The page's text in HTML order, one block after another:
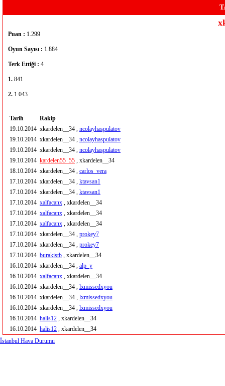
Puan : 1.299
Oyun Sayısı : 1.884
Terk Ettiği : 4
1. 841
2. 1.043
Tarih
Rakip
19.10.2014 xkardelen__34 , ncolayhaspulatov
19.10.2014 xkardelen__34 , ncolayhaspulatov
19.10.2014 xkardelen__34 , ncolayhaspulatov
19.10.2014 kardelen55_55 , xkardelen__34
18.10.2014 xkardelen__34 , carlos_vera
17.10.2014 xkardelen__34 , ktavsan1
17.10.2014 xkardelen__34 , ktavsan1
17.10.2014 xalfacanx , xkardelen__34
17.10.2014 xalfacanx , xkardelen__34
17.10.2014 xalfacanx , xkardelen__34
17.10.2014 xkardelen__34 , prokey7
17.10.2014 xkardelen__34 , prokey7
17.10.2014 burakistb , xkardelen__34
16.10.2014 xkardelen__34 , alp_y
16.10.2014 xalfacanx , xkardelen__34
16.10.2014 xkardelen__34 , lxmissedxyou
16.10.2014 xkardelen__34 , lxmissedxyou
16.10.2014 xkardelen__34 , lxmissedxyou
16.10.2014 halis12 , xkardelen__34
16.10.2014 halis12 , xkardelen__34
İstanbul Hava Durumu